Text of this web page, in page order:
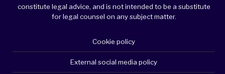
constitute legal advice, and is not intended to be a substitute
for legal counsel on any subject matter.
Cookie policy
External social media policy